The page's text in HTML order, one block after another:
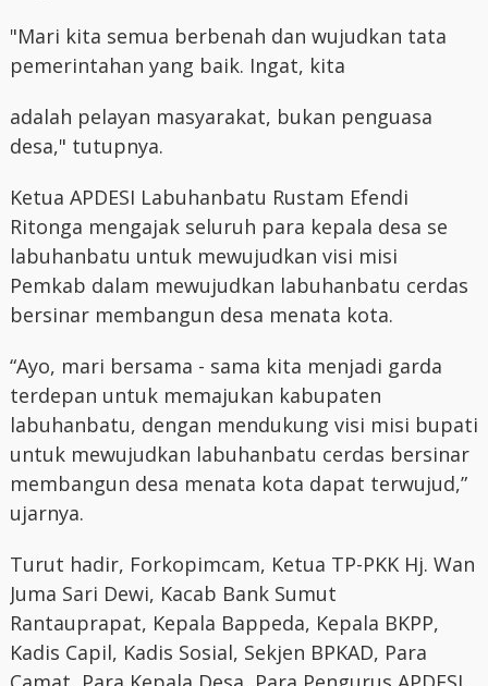
"Mari kita semua berbenah dan wujudkan tata
pemerintahan yang baik. Ingat, kita
adalah pelayan masyarakat, bukan penguasa
desa," tutupnya.
Ketua APDESI Labuhanbatu Rustam Efendi
Ritonga mengajak seluruh para kepala desa se
labuhanbatu untuk mewujudkan visi misi
Pemkab dalam mewujudkan labuhanbatu cerdas
bersinar membangun desa menata kota.
“Ayo, mari bersama - sama kita menjadi garda
terdepan untuk memajukan kabupaten
labuhanbatu, dengan mendukung visi misi bupati
untuk mewujudkan labuhanbatu cerdas bersinar
membangun desa menata kota dapat terwujud,”
ujarnya.
Turut hadir, Forkopimcam, Ketua TP-PKK Hj. Wan
Juma Sari Dewi, Kacab Bank Sumut
Rantauprapat, Kepala Bappeda, Kepala BKPP,
Kadis Capil, Kadis Sosial, Sekjen BPKAD, Para